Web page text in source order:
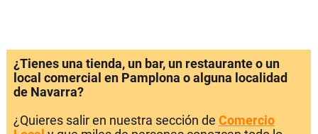
¿Tienes una tienda, un bar, un restaurante o un
local comercial en Pamplona o alguna localidad
de Navarra?
¿Quieres salir en nuestra sección de Comercio